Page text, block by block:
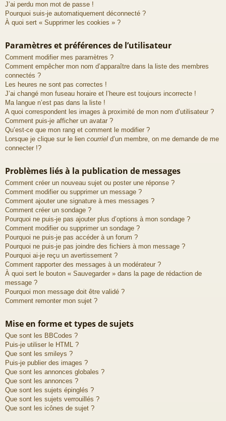
J’ai perdu mon mot de passe !
Pourquoi suis-je automatiquement déconnecté ?
À quoi sert « Supprimer les cookies » ?
Paramètres et préférences de l’utilisateur
Comment modifier mes paramètres ?
Comment empêcher mon nom d’apparaître dans la liste des membres
connectés ?
Les heures ne sont pas correctes !
J’ai changé mon fuseau horaire et l’heure est toujours incorrecte !
Ma langue n’est pas dans la liste !
A quoi correspondent les images à proximité de mon nom d’utilisateur ?
Comment puis-je afficher un avatar ?
Qu’est-ce que mon rang et comment le modifier ?
Lorsque je clique sur le lien courriel d’un membre, on me demande de me
connecter !?
Problèmes liés à la publication de messages
Comment créer un nouveau sujet ou poster une réponse ?
Comment modifier ou supprimer un message ?
Comment ajouter une signature à mes messages ?
Comment créer un sondage ?
Pourquoi ne puis-je pas ajouter plus d’options à mon sondage ?
Comment modifier ou supprimer un sondage ?
Pourquoi ne puis-je pas accéder à un forum ?
Pourquoi ne puis-je pas joindre des fichiers à mon message ?
Pourquoi ai-je reçu un avertissement ?
Comment rapporter des messages à un modérateur ?
À quoi sert le bouton « Sauvegarder » dans la page de rédaction de
message ?
Pourquoi mon message doit être validé ?
Comment remonter mon sujet ?
Mise en forme et types de sujets
Que sont les BBCodes ?
Puis-je utiliser le HTML ?
Que sont les smileys ?
Puis-je publier des images ?
Que sont les annonces globales ?
Que sont les annonces ?
Que sont les sujets épinglés ?
Que sont les sujets verrouillés ?
Que sont les icônes de sujet ?